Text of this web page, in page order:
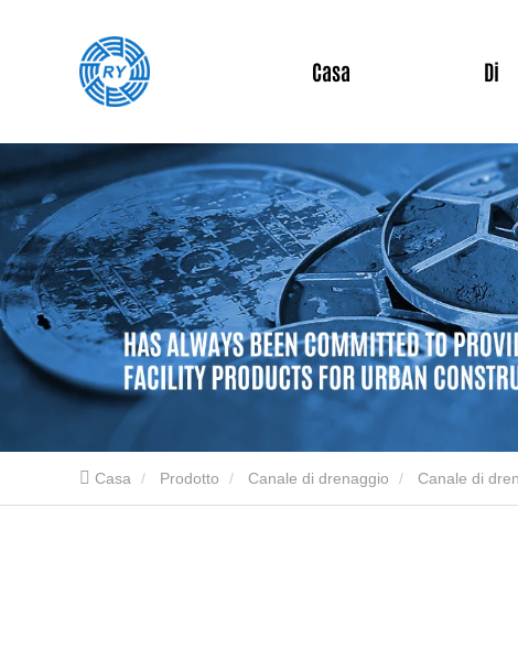
Casa Di
Casa Prodotto Canale di drenaggio Canale di